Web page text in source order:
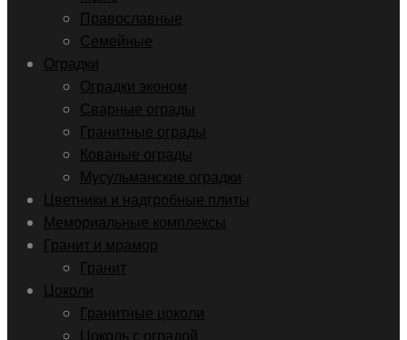
Православные
Семейные
Оградки
Оградки эконом
Сварные ограды
Гранитные ограды
Кованые ограды
Мусульманские оградки
Цветники и надгробные плиты
Мемориальные комплексы
Гранит и мрамор
Гранит
Цоколи
Гранитные цоколи